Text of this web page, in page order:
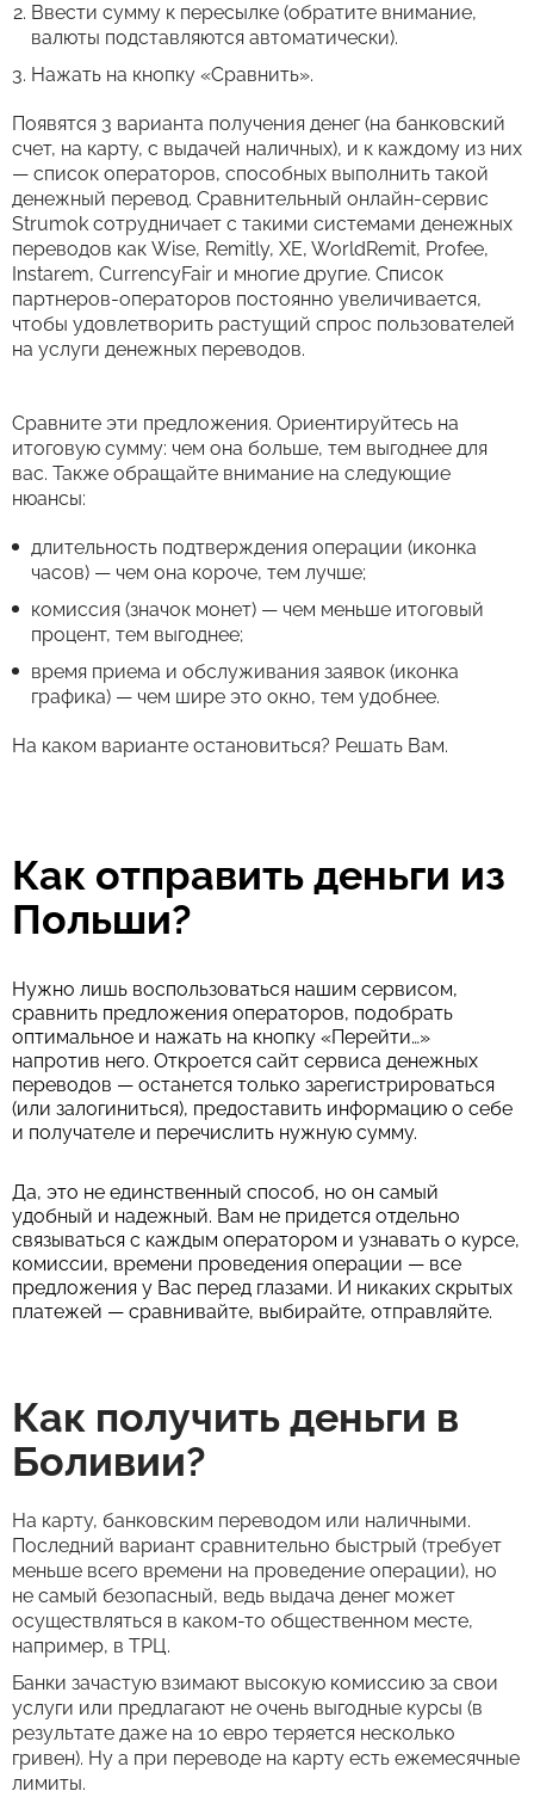
Ввести сумму к пересылке (обратите внимание,
валюты подставляются автоматически).
Нажать на кнопку «Сравнить».
Появятся 3 варианта получения денег (на банковский
счет, на карту, с выдачей наличных), и к каждому из них
— список операторов, способных выполнить такой
денежный перевод. Сравнительный онлайн-сервис
Strumok сотрудничает с такими системами денежных
переводов как Wise, Remitly, XE, WorldRemit, Profee,
Instarem, CurrencyFair и многие другие. Список
партнеров-операторов постоянно увеличивается,
чтобы удовлетворить растущий спрос пользователей
на услуги денежных переводов.
Сравните эти предложения. Ориентируйтесь на
итоговую сумму: чем она больше, тем выгоднее для
вас. Также обращайте внимание на следующие
нюансы:
длительность подтверждения операции (иконка
часов) — чем она короче, тем лучше;
комиссия (значок монет) — чем меньше итоговый
процент, тем выгоднее;
время приема и обслуживания заявок (иконка
графика) — чем шире это окно, тем удобнее.
На каком варианте остановиться? Решать Вам.
Как отправить деньги из
Польши?
Нужно лишь воспользоваться нашим сервисом,
сравнить предложения операторов, подобрать
оптимальное и нажать на кнопку «Перейти…»
напротив него. Откроется сайт сервиса денежных
переводов — останется только зарегистрироваться
(или залогиниться), предоставить информацию о себе
и получателе и перечислить нужную сумму.
Да, это не единственный способ, но он самый
удобный и надежный. Вам не придется отдельно
связываться с каждым оператором и узнавать о курсе,
комиссии, времени проведения операции — все
предложения у Вас перед глазами. И никаких скрытых
платежей — сравнивайте, выбирайте, отправляйте.
Как получить деньги в
Боливии?
На карту, банковским переводом или наличными.
Последний вариант сравнительно быстрый (требует
меньше всего времени на проведение операции), но
не самый безопасный, ведь выдача денег может
осуществляться в каком-то общественном месте,
например, в ТРЦ.
Банки зачастую взимают высокую комиссию за свои
услуги или предлагают не очень выгодные курсы (в
результате даже на 10 евро теряется несколько
гривен). Ну а при переводе на карту есть ежемесячные
лимиты.